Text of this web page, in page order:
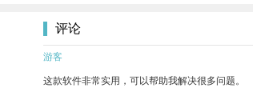
评论
游客
这款软件非常实用，可以帮助我解决很多问题。